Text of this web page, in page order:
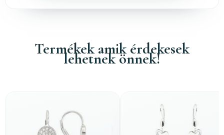
Termékek amik érdekesek
lehetnek önnek!